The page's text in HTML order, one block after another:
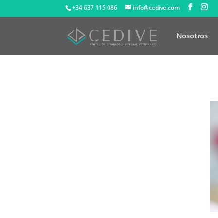
+34 637 115 086 info@cedive.com
Nosotros